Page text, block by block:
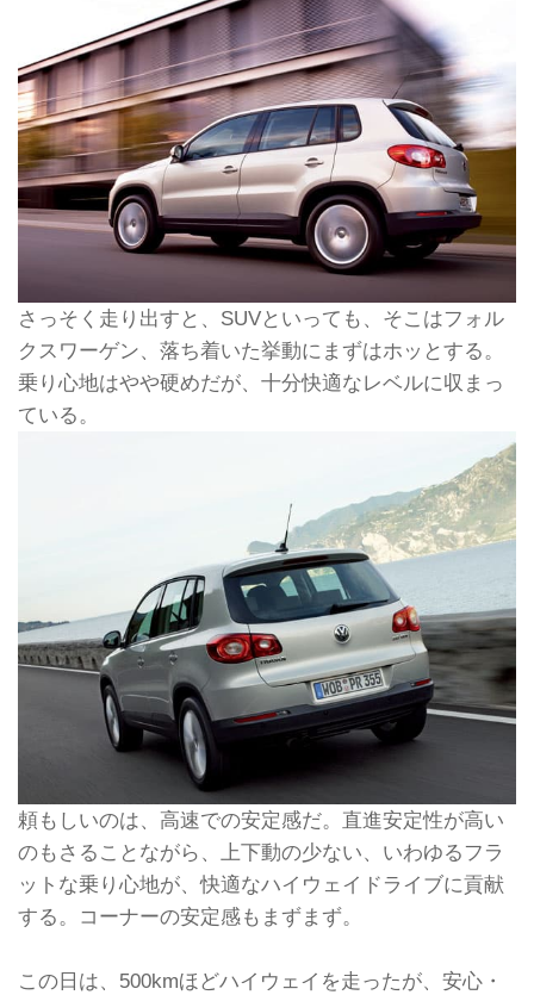
さっそく走り出すと、SUVといっても、そこはフォル
クスワーゲン、落ち着いた挙動にまずはホッとする。
乗り心地はやや硬めだが、十分快適なレベルに収まっ
ている。
頼もしいのは、高速での安定感だ。直進安定性が高い
のもさることながら、上下動の少ない、いわゆるフラ
ットな乗り心地が、快適なハイウェイドライブに貢献
する。コーナーの安定感もまずまず。
この日は、500kmほどハイウェイを走ったが、安心・